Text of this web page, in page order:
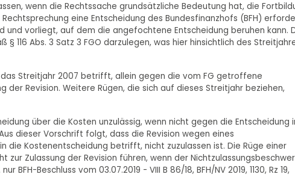
wenn die Rechtssache grundsätzliche Bedeutung hat, die
eine Entscheidung des Bundesfinanzhofs (BFH)
vorliegt, auf dem die angefochtene Entscheidung beruhen kann.
116 Abs. 3 Satz 3 FGO darzulegen, was hier hinsichtlich des
Streitjahr 2007 betrifft, allein gegen die vom FG getroffene
der Revision. Weitere Rügen, die sich auf dieses Streitjahr beziehen,
über die Kosten unzulässig, wenn nicht gegen die Entscheidung
dieser Vorschrift folgt, dass die Revision wegen eines
die Kostenentscheidung betrifft, nicht zuzulassen ist. Die Rüge einer
Zulassung der Revision führen, wenn der
Beschluss vom 03.07.2019 - VIII B 86/18, BFH/NV 2019, 1130, Rz 19,